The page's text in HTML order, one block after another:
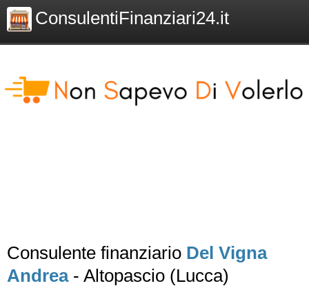
ConsulentiFinanziari24.it
Consulente finanziario Del Vigna
Andrea- Altopascio (Lucca)